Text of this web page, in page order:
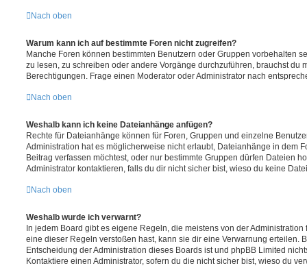
Nach oben
Warum kann ich auf bestimmte Foren nicht zugreifen?
Manche Foren können bestimmten Benutzern oder Gruppen vorbehalten
zu lesen, zu schreiben oder andere Vorgänge durchzuführen, brauchst du
Berechtigungen. Frage einen Moderator oder Administrator nach
Nach oben
Weshalb kann ich keine Dateianhänge anfügen?
Rechte für Dateianhänge können für Foren, Gruppen und einzelne
Administration hat es möglicherweise nicht erlaubt, Dateianhänge in dem
Beitrag verfassen möchtest, oder nur bestimmte Gruppen dürfen Dateien
Administrator kontaktieren, falls du dir nicht sicher bist, wieso du keine
Nach oben
Weshalb wurde ich verwarnt?
In jedem Board gibt es eigene Regeln, die meistens von der
eine dieser Regeln verstoßen hast, kann sie dir eine Verwarnung erteilen.
Entscheidung der Administration dieses Boards ist und phpBB Limited
Kontaktiere einen Administrator, sofern du die nicht sicher bist, wieso du